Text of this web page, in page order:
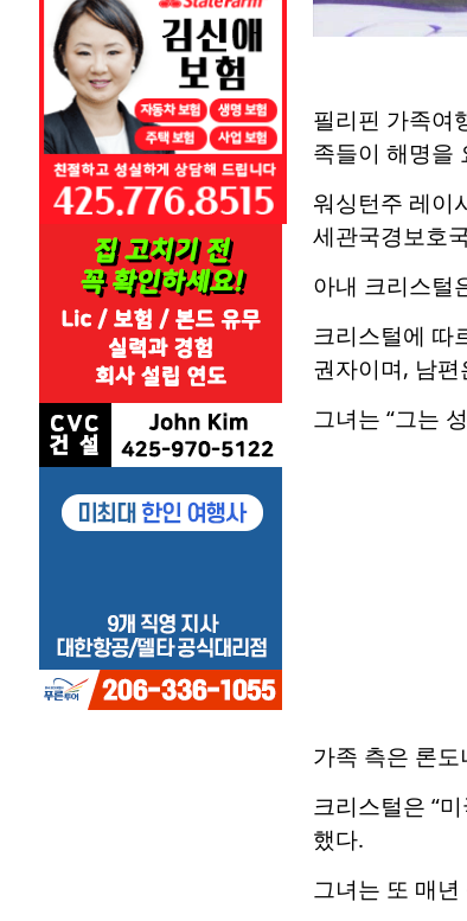
필리핀 가족여
족들이 해명을
워싱턴주 레이
세관국경보호
아내 크리스털
크리스털에 따
권자이며, 남
그녀는 “그는
가족 측은 론
크리스털은 “
했다.
그녀는 또 매